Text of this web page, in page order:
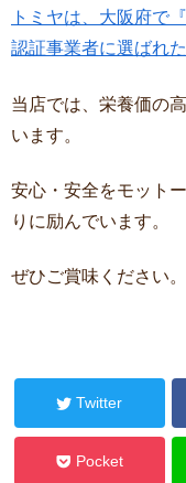
トミヤは、大阪府で
認証事業者に選ばれ
当店では、栄養価の
います。
安心・安全をモット
りに励んでいます。
ぜひご賞味ください。
Twitter
Pocket